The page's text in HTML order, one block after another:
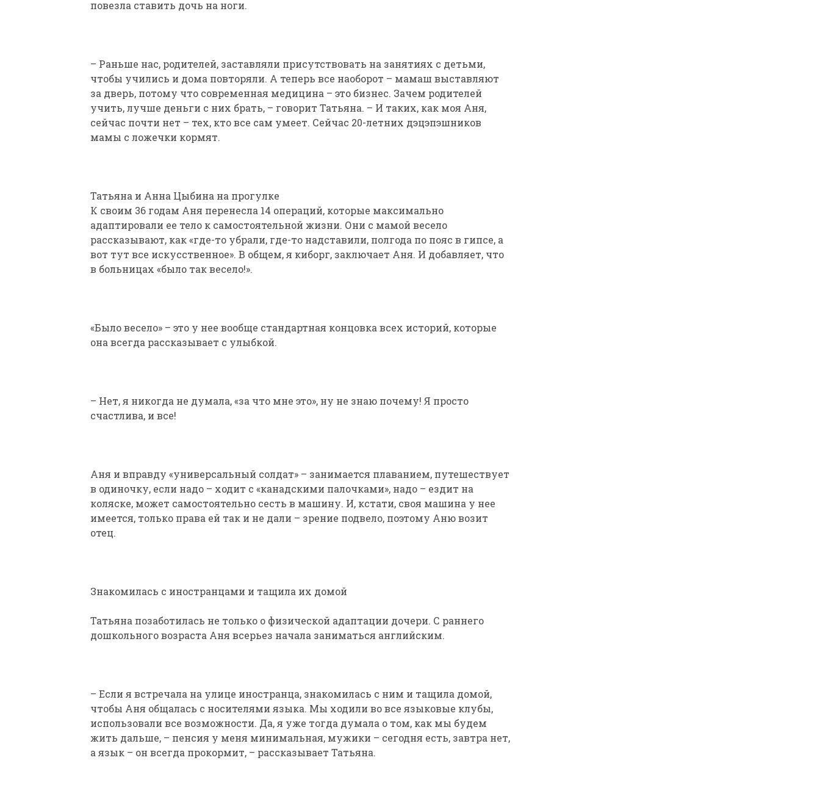
повезла ставить дочь на ноги.
– Раньше нас, родителей, заставляли присутствовать на занятиях с детьми,
чтобы учились и дома повторяли. А теперь все наоборот – мамаш выставляют
за дверь, потому что современная медицина – это бизнес. Зачем родителей
учить, лучше деньги с них брать, – говорит Татьяна. – И таких, как моя Аня,
сейчас почти нет – тех, кто все сам умеет. Сейчас 20-летних дэцэпэшников
мамы с ложечки кормят.
Татьяна и Анна Цыбина на прогулке
К своим 36 годам Аня перенесла 14 операций, которые максимально
адаптировали ее тело к самостоятельной жизни. Они с мамой весело
рассказывают, как «где-то убрали, где-то надставили, полгода по пояс в гипсе, а
вот тут все искусственное». В общем, я киборг, заключает Аня. И добавляет, что
в больницах «было так весело!».
«Было весело» – это у нее вообще стандартная концовка всех историй, которые
она всегда рассказывает с улыбкой.
– Нет, я никогда не думала, «за что мне это», ну не знаю почему! Я просто
счастлива, и все!
Аня и вправду «универсальный солдат» – занимается плаванием, путешествует
в одиночку, если надо – ходит с «канадскими палочками», надо – ездит на
коляске, может самостоятельно сесть в машину. И, кстати, своя машина у нее
имеется, только права ей так и не дали – зрение подвело, поэтому Аню возит
отец.
Знакомилась с иностранцами и тащила их домой
Татьяна позаботилась не только о физической адаптации дочери. С раннего
дошкольного возраста Аня всерьез начала заниматься английским.
– Если я встречала на улице иностранца, знакомилась с ним и тащила домой,
чтобы Аня общалась с носителями языка. Мы ходили во все языковые клубы,
использовали все возможности. Да, я уже тогда думала о том, как мы будем
жить дальше, – пенсия у меня минимальная, мужики – сегодня есть, завтра нет,
а язык – он всегда прокормит, – рассказывает Татьяна.